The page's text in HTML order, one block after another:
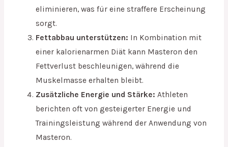
eliminieren, was für eine straffere Erscheinung
sorgt.
Fettabbau unterstützen: In Kombination mit
einer kalorienarmen Diät kann Masteron den
Fettverlust beschleunigen, während die
Muskelmasse erhalten bleibt.
Zusätzliche Energie und Stärke: Athleten
berichten oft von gesteigerter Energie und
Trainingsleistung während der Anwendung von
Masteron.